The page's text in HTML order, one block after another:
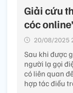
Giải cứu
cóc
20/08/2025
Sau khi được
người lạ gọi
có liên quan
hợp tác điều